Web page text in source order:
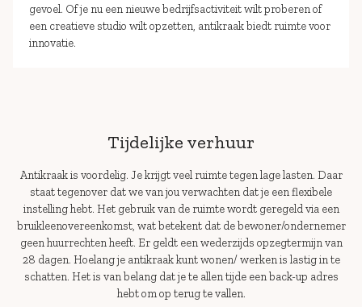
gevoel. Of je nu een nieuwe bedrijfsactiviteit wilt proberen of
een creatieve studio wilt opzetten, antikraak biedt ruimte voor
innovatie.
Tijdelijke verhuur
Antikraak is voordelig. Je krijgt veel ruimte tegen lage lasten. Daar
staat tegenover dat we van jou verwachten dat je een flexibele
instelling hebt. Het gebruik van de ruimte wordt geregeld via een
bruikleenovereenkomst, wat betekent dat de bewoner/ondernemer
geen huurrechten heeft. Er geldt een wederzijds opzegtermijn van
28 dagen. Hoelang je antikraak kunt wonen/ werken is lastig in te
schatten. Het is van belang dat je te allen tijde een back-up adres
hebt om op terug te vallen.